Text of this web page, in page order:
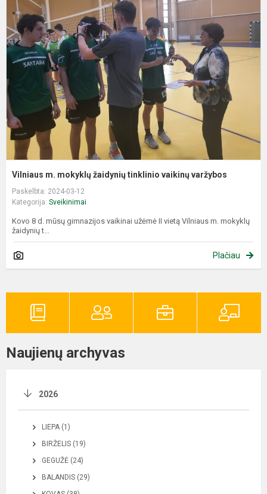
Vilniaus m. mokyklų žaidynių tinklinio vaikinų varžybos
Paskelbta: 2024-03-12
Kategorija: Sveikinimai
Kovo 8 d. mūsų gimnazijos vaikinai užėmė II vietą Vilniaus m. mokyklų
žaidynių t...
Plačiau
Naujienų archyvas
2026
LIEPA (1)
BIRŽELIS (19)
GEGUŽĖ (24)
BALANDIS (29)